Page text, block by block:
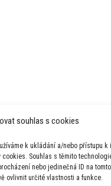
souhlas s cookies
k ukládání a/nebo přístupu k
Souhlas s těmito
nebo jedinečná ID na
ovlivnit určité vlastnosti a funkce.